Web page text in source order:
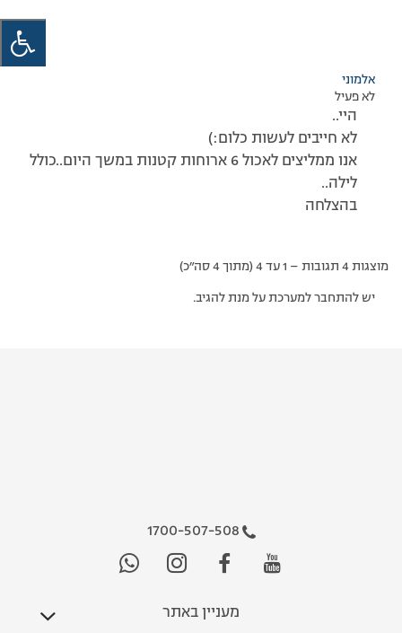
אלמוני
לא פעיל
היי..
לא חייבים לעשות כלום:)
אנו ממליצים לאכול 6 ארוחות קטנות במשך היום..כולל
לילה..
בהצלחה
מוצגות 4 תגובות – 1 עד 4 (מתוך 4 סה״כ)
יש להתחבר למערכת על מנת להגיב.
1700-507-508
מעניין באתר